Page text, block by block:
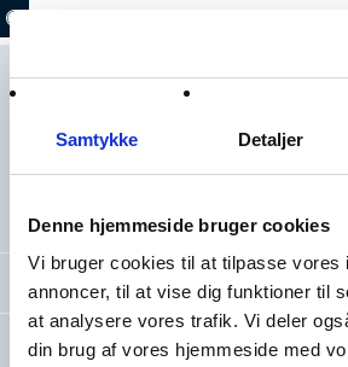
Samtykke Detaljer
Denne hjemmeside bruger cookies
Vi bruger cookies til at tilpasse vores
annoncer, til at vise dig funktioner til
at analysere vores trafik. Vi deler
din brug af vores hjemmeside med
Arrangementer
Her har du mulighed for at holde dig
Tjek i øvrigt Strandparkens Facebook-side for
Nyheder
Arrangementer